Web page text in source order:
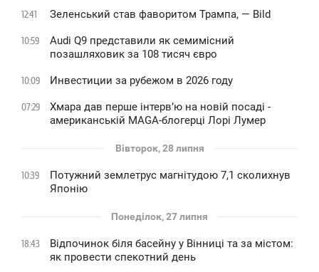
12:41 Зеленський став фаворитом Трампа, — Bild
10:59
Audi Q9 представили як семимісний
позашляховик за 108 тисяч євро
10:09 Инвестиции за рубежом в 2026 году
07:29
Хмара дав перше інтервʼю на новій посаді -
американській MAGA-блогерці Лорі Лумер
Вівторок, 28 липня
10:39
Потужний землетрус магнітудою 7,1 сколихнув
Японію
Понеділок, 27 липня
18:43
Відпочинок біля басейну у Вінниці та за містом:
як провести спекотний день